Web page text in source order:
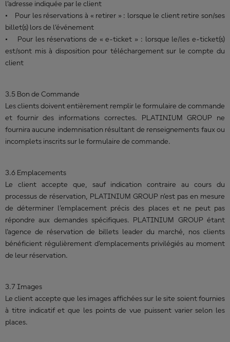
l’adresse indiquée par le client
• Pour les réservations à « retirer » : lorsque le client retire son/ses
billet(s) lors de l’événement
• Pour les réservations de « e-ticket » : lorsque le/les e-ticket(s)
est/sont mis à disposition pour téléchargement sur le compte du
client
3.5 Bon de Commande
Les clients doivent entièrement remplir le formulaire de commande
et fournir des informations correctes. PLATINIUM GROUP ne
fournira aucune indemnisation résultant de renseignements faux ou
incomplets inscrits sur le formulaire de commande.
3.6 Emplacements
Le client accepte que, sauf indication contraire au cours du
processus de réservation, PLATINIUM GROUP n’est pas en mesure
de déterminer l’emplacement précis des places et ne peut pas
répondre aux demandes spécifiques. PLATINIUM GROUP étant
l'agence de réservation de billets leader du marché, nos clients
bénéficient régulièrement d’emplacements privilégiés au moment
de leur réservation.
3.7 Images
Le client accepte que les images affichées sur le site soient fournies
à titre indicatif et que les points de vue puissent varier selon les
places.